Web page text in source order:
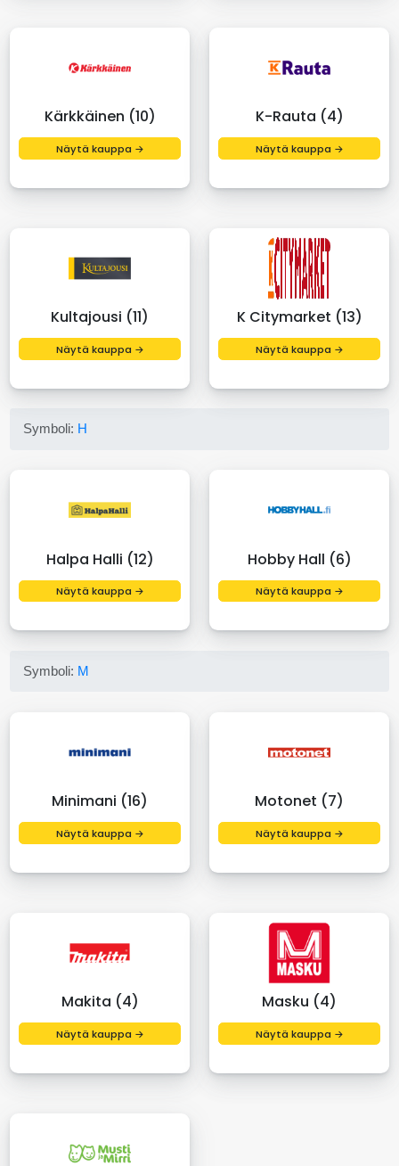
Kärkkäinen (10)
Näytä kauppa →
K-Rauta (4)
Näytä kauppa →
Kultajousi (11)
Näytä kauppa →
K Citymarket (13)
Näytä kauppa →
Symboli: H
Halpa Halli (12)
Näytä kauppa →
Hobby Hall (6)
Näytä kauppa →
Symboli: M
Minimani (16)
Näytä kauppa →
Motonet (7)
Näytä kauppa →
Makita (4)
Näytä kauppa →
Masku (4)
Näytä kauppa →